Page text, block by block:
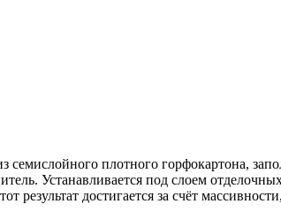
семислойного плотного горфокартона,
Устанавливается под слоем
достигается за счёт